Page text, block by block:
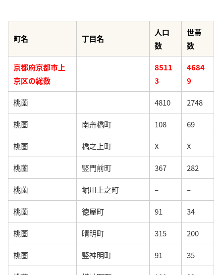
町名 丁目名
人口
数
世帯
数
京都府京都市上
京区の総数
8511
3
4684
9
桃薗 4810 2748
桃薗 南舟橋町 108 69
桃薗 橋之上町 X X
桃薗 竪門前町 367 282
桃薗 堀川上之町 – –
桃薗 徳屋町 91 34
桃薗 晴明町 315 200
桃薗 竪神明町 91 35